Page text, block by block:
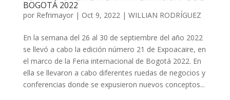
BOGOTÁ 2022
por Refrimayor| Oct 9, 2022 | WILLIAN RODRÍGUEZ
En la semana del 26 al 30 de septiembre del año 2022
se llevó a cabo la edición número 21 de Expoacaire, en
el marco de la Feria internacional de Bogotá 2022. En
ella se llevaron a cabo diferentes ruedas de negocios y
conferencias donde se expusieron nuevos conceptos...